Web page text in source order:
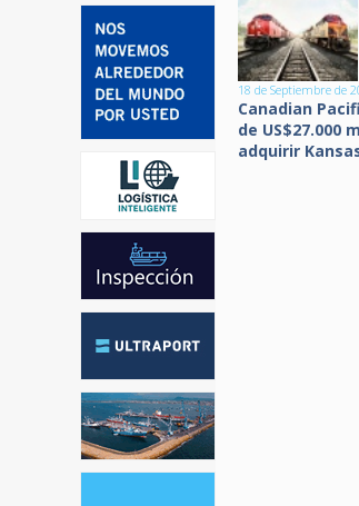
18 de Septiembre de
Canadian
de US$27.000
adquirir